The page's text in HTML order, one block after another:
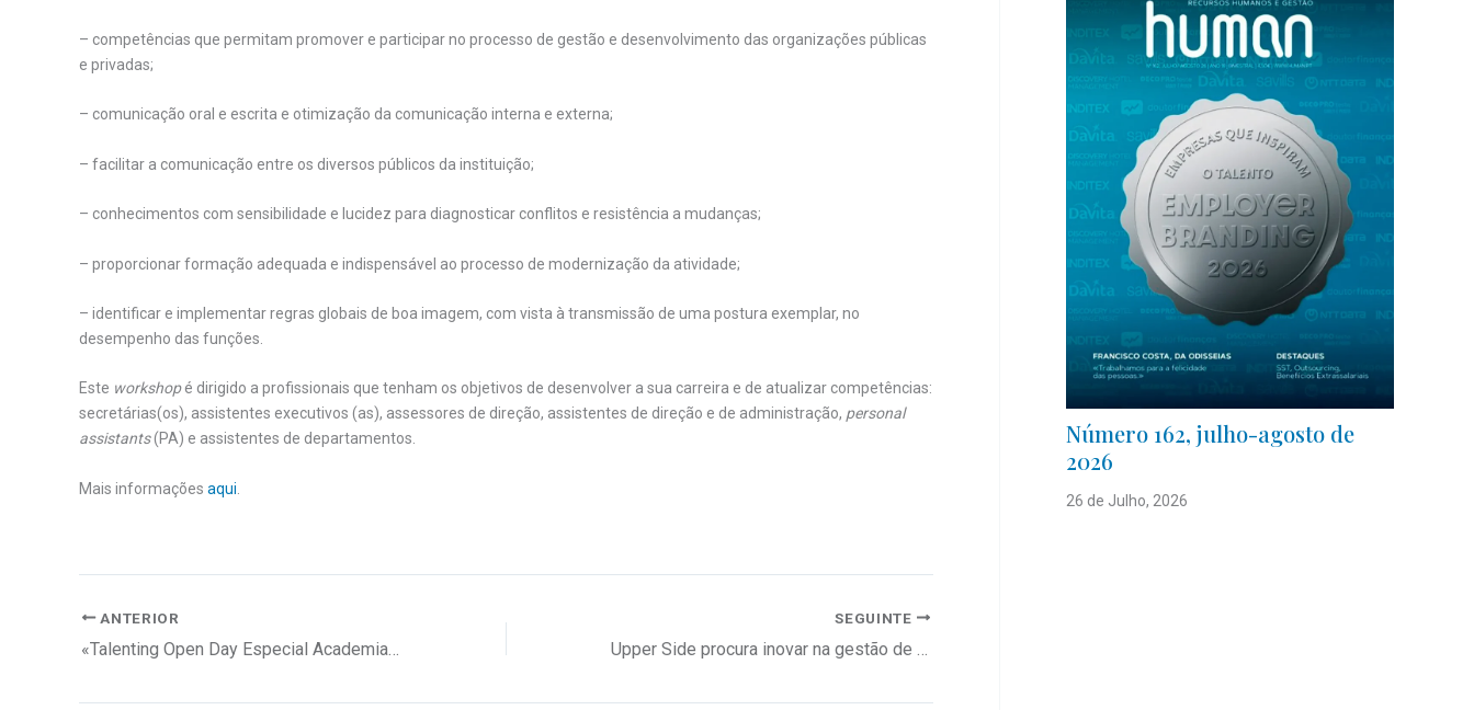
– competências que permitam promover e participar no processo de gestão e desenvolvimento das organizações públicas
e privadas;
– comunicação oral e escrita e otimização da comunicação interna e externa;
– facilitar a comunicação entre os diversos públicos da instituição;
– conhecimentos com sensibilidade e lucidez para diagnosticar conflitos e resistência a mudanças;
– proporcionar formação adequada e indispensável ao processo de modernização da atividade;
– identificar e implementar regras globais de boa imagem, com vista à transmissão de uma postura exemplar, no
desempenho das funções.
Este workshopé dirigido a profissionais que tenham os objetivos de desenvolver a sua carreira e de atualizar competências:
secretárias(os), assistentes executivos (as), assessores de direção, assistentes de direção e de administração, personal
assistants(PA) e assistentes de departamentos.
Mais informações aqui
ANTERIOR SEGUINTE
Número 162, julho-agosto de
2026
26 de Julho, 2026